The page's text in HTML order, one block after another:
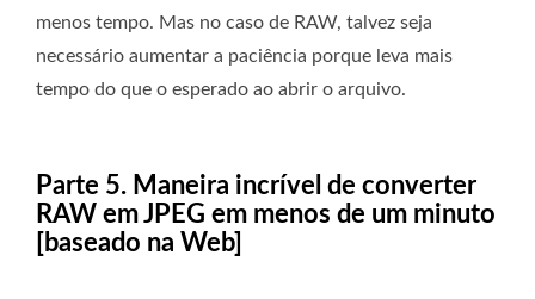
menos tempo. Mas no caso de RAW, talvez seja
necessário aumentar a paciência porque leva mais
tempo do que o esperado ao abrir o arquivo.
Parte 5. Maneira incrível de converter
RAW em JPEG em menos de um minuto
[baseado na Web]